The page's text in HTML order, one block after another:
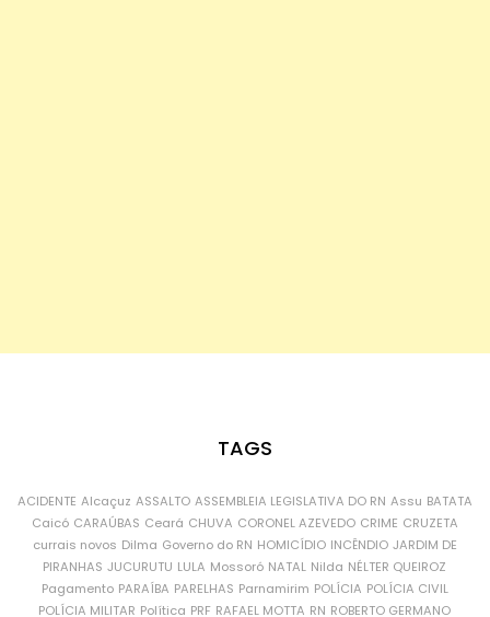
TAGS
ACIDENTE Alcaçuz ASSALTO ASSEMBLEIA LEGISLATIVA DO RN Assu BATATA
Caicó CARAÚBAS Ceará CHUVA CORONEL AZEVEDO CRIME CRUZETA
currais novos Dilma Governo do RN HOMICÍDIO INCÊNDIO JARDIM DE
PIRANHAS JUCURUTU LULA Mossoró NATAL Nilda NÉLTER QUEIROZ
Pagamento PARAÍBA PARELHAS Parnamirim POLÍCIA POLÍCIA CIVIL
POLÍCIA MILITAR Política PRF RAFAEL MOTTA RN ROBERTO GERMANO